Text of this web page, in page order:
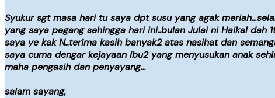
Syukur sgt masa hari tu saya dpt susu yang agak
yang saya pegang sehingga hari ini..bulan Julai ni Haikal dah
saya ye kak N..terima kasih banyak2 atas nasihat dan
saya cuma dengar kejayaan ibu2 yang menyusukan anak
maha pengasih dan penyayang…
salam sayang,